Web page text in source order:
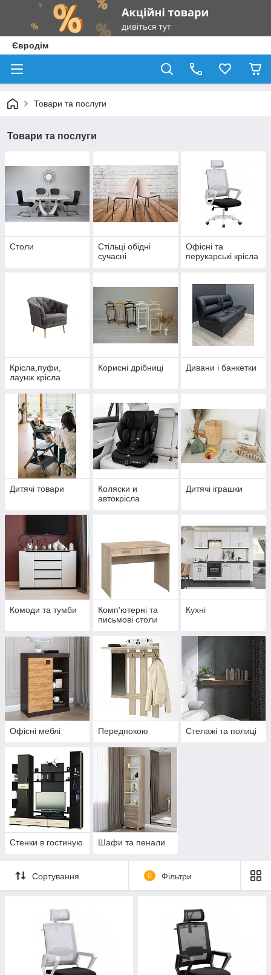
Євродім
Товари та послуги
Товари та послуги
Столи
Стільці обідні
сучасні
Офісні та
перукарські крісла
Крісла,пуфи,
лаунж крісла
Корисні дрібниці Дивани і банкетки
Дитячі товари
Коляски и
автокрісла
Дитячі іграшки
Комоди та тумби
Комп'ютерні та
письмові столи
Кухні
Офісні меблі Передпокою Стелажі та полиці
Стенки в гостиную Шафи та пенали
Сортування 0 Фільтри